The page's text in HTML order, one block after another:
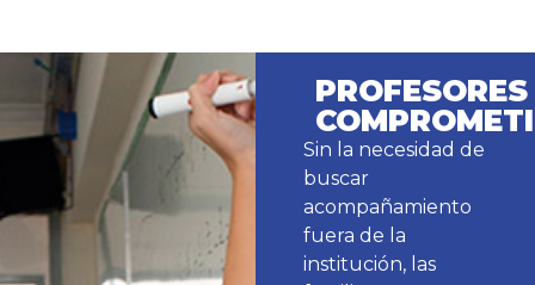
PROFESORES
Sin la necesidad de
buscar
acompañamiento
fuera de la
institución, las